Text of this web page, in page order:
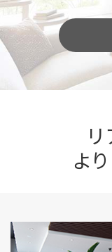
よ